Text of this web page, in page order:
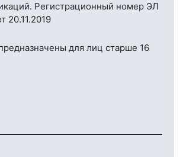
Регистрационный номер ЭЛ
20.11.2019
для лиц старше 16